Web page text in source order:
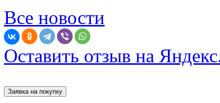
Все новости
Оставить отзыв на
Заявка на покупку